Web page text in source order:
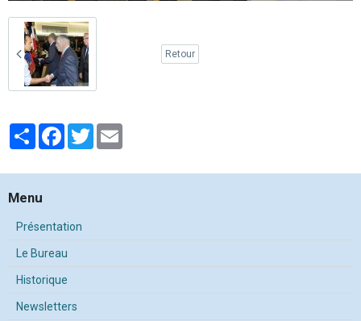
Retour
PartagerFacebook
Twitter
Menu
Présentation
Le Bureau
Historique
Newsletters